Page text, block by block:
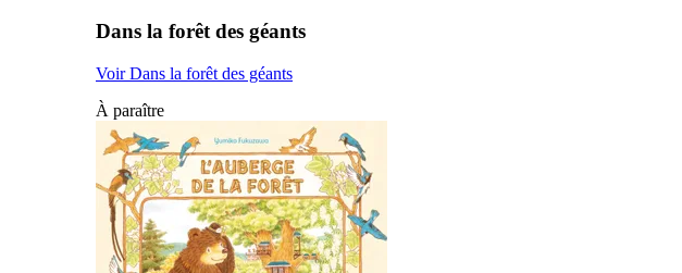
Dans la forêt des géants
Voir Dans la forêt des géants
À paraître